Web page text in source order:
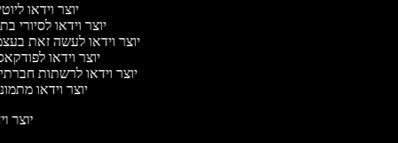
יוצר וידאו
יוצר וידאו לסיורי
יוצר וידאו לעשה זאת
יוצר וידאו
יוצר וידאו לרשתות
יוצר וידאו
יוצר